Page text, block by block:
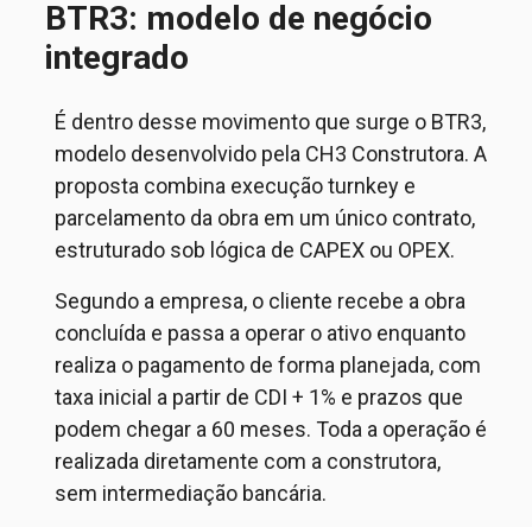
BTR3: modelo de negócio
integrado
É dentro desse movimento que surge o BTR3,
modelo desenvolvido pela CH3 Construtora. A
proposta combina execuçãoturnkey e
parcelamento da obra em um único contrato,
estruturado sob lógica de CAPEX ou OPEX.
Segundo a empresa, o cliente recebe a obra
concluída e passa a operar o ativo enquanto
realiza o pagamento de forma planejada, com
taxa inicial a partir de CDI + 1% e prazos que
podem chegar a 60 meses. Toda a operação é
realizada diretamente com a construtora,
sem intermediação bancária.